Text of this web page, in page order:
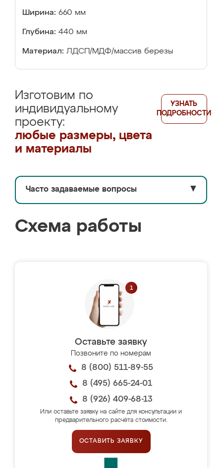
Ширина: 660 мм
Глубина: 440 мм
Материал: ЛДСП/МДФ/массив березы
Изготовим по
индивидуальному
проекту:
любые размеры, цвета
и материалы
УЗНАТЬ
ПОДРОБНОСТИ
Часто задаваемые вопросы ▼
Схема работы
Оставьте заявку
Позвоните по номерам
8 (800) 511-89-55
8 (495) 665-24-01
8 (926) 409-68-13
Или оставьте заявку на сайте для консультации и
предварительного расчёта стоимости.
ОСТАВИТЬ ЗАЯВКУ